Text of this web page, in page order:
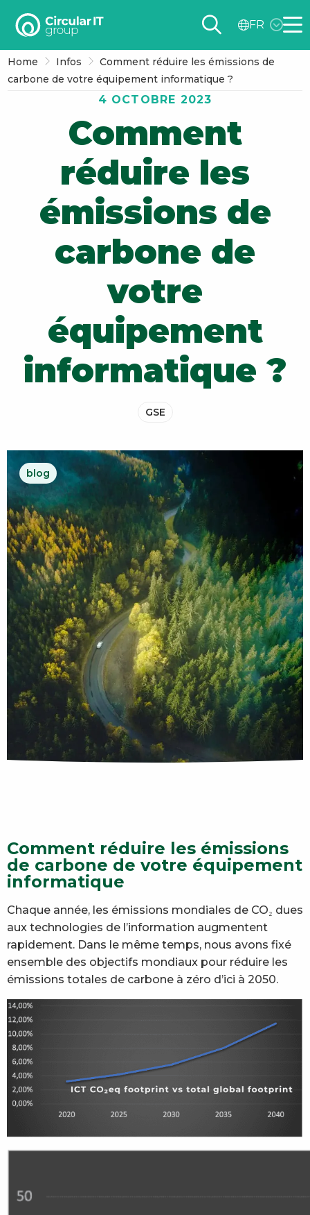
Circular
group
FR
Home Infos
Comment réduire les émissions de
carbone de votre équipement informatique ?
4 OCTOBRE 2023
Comment
réduire les
émissions de
carbone de
votre
équipement
informatique ?
GSE
blog
Comment réduire les émissions
de carbone de votre équipement
informatique
Chaque année, les émissions mondiales de CO₂ dues
aux technologies de l’information augmentent
rapidement. Dans le même temps, nous avons fixé
ensemble des objectifs mondiaux pour réduire les
émissions totales de carbone à zéro d’ici à 2050.